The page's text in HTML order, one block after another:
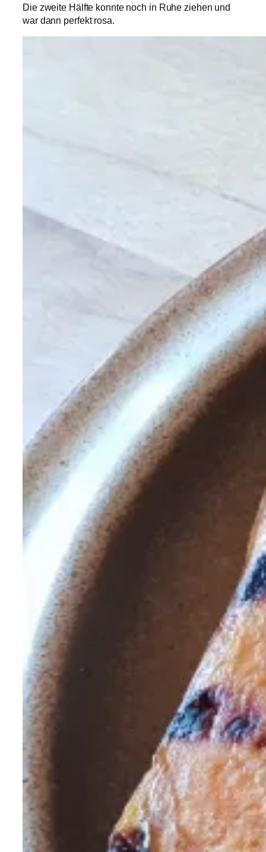
Die zweite Hälfte konnte noch in Ruhe ziehen und
war dann perfekt rosa.